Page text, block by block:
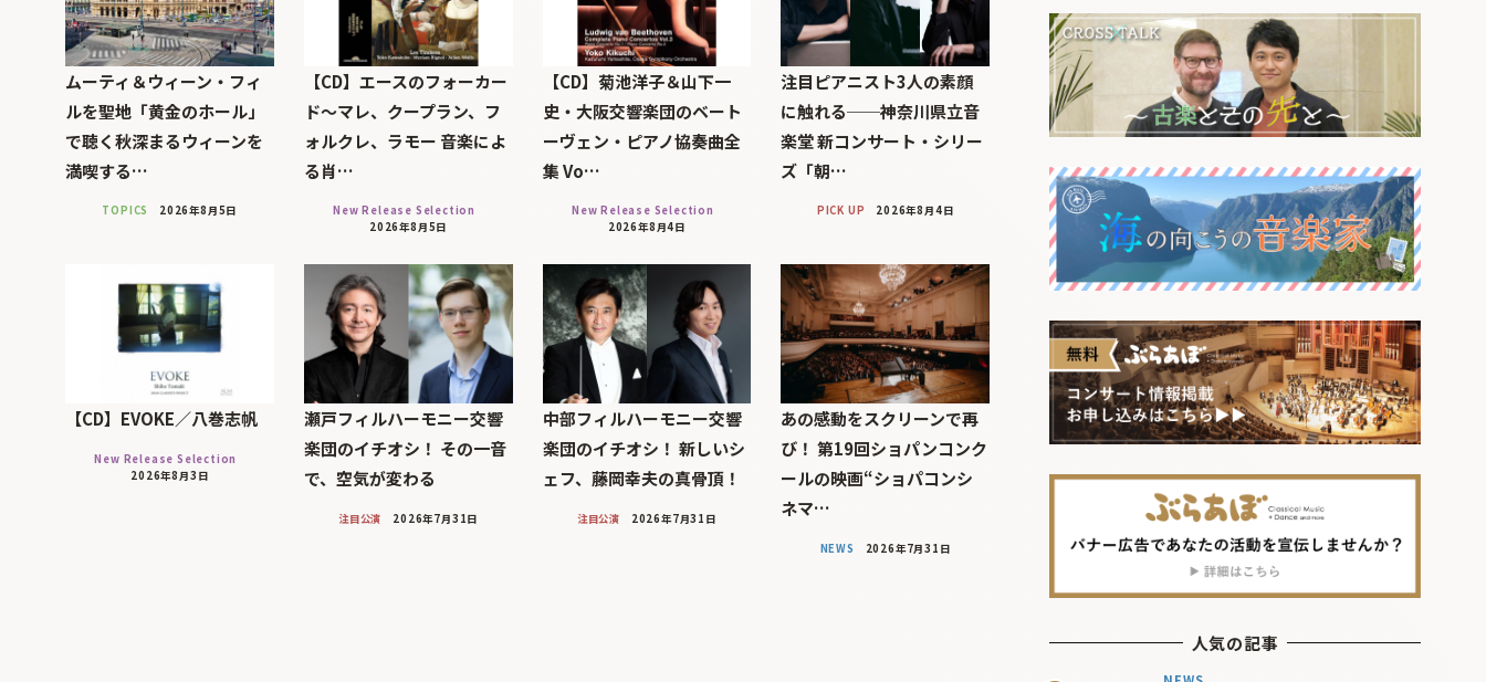
ムーティ＆ウィーン・フィ
ルを聖地「黄金のホール」
で聴く秋深まるウィーンを
満喫する…
TOPICS 2026年8月5日
【CD】エースのフォーカー
ド～マレ、クープラン、フ
ォルクレ、ラモー 音楽によ
る肖…
New Release Selection
2026年8月5日
【CD】菊池洋子＆山下一
史・大阪交響楽団のベート
ーヴェン・ピアノ協奏曲全
集 Vo…
New Release Selection
2026年8月4日
注目ピアニスト3人の素顔
に触れる──神奈川県立音
楽堂 新コンサート・シリー
ズ「朝…
PICK UP 2026年8月4日
【CD】EVOKE／八巻志帆
New Release Selection
2026年8月3日
瀬戸フィルハーモニー交響
楽団のイチオシ！ その一音
で、空気が変わる
注目公演 2026年7月31日
中部フィルハーモニー交響
楽団のイチオシ！ 新しいシ
ェフ、藤岡幸夫の真骨頂！
注目公演 2026年7月31日
あの感動をスクリーンで再
び！ 第19回ショパンコンク
ールの映画“ショパコンシ
ネマ…
NEWS 2026年7月31日
人気の記事